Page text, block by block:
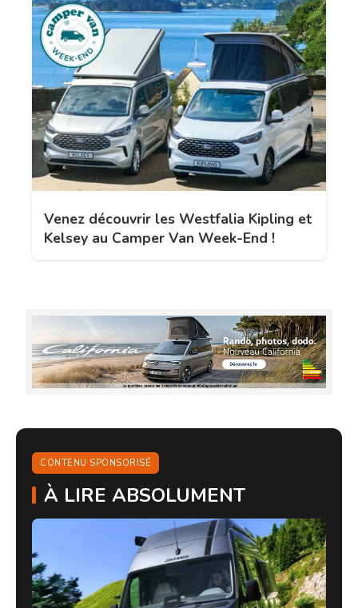
Venez découvrir les Westfalia Kipling et
Kelsey au Camper Van Week-End !
CONTENU SPONSORISÉ
À LIRE ABSOLUMENT